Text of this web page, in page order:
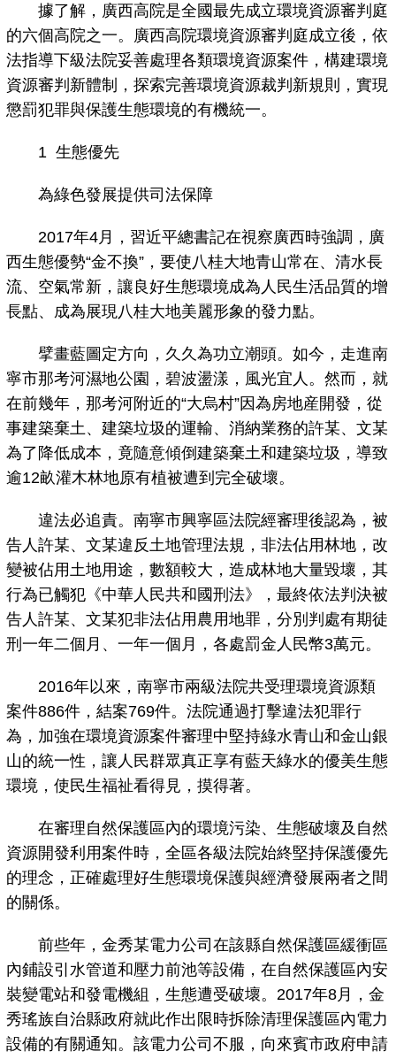
據了解，廣西高院是全國最先成立環境資源審判庭
的六個高院之一。廣西高院環境資源審判庭成立後，依
法指導下級法院妥善處理各類環境資源案件，構建環境
資源審判新體制，探索完善環境資源裁判新規則，實現
懲罰犯罪與保護生態環境的有機統一。
1 生態優先
為綠色發展提供司法保障
2017年4月，習近平總書記在視察廣西時強調，廣
西生態優勢“金不換”，要使八桂大地青山常在、清水長
流、空氣常新，讓良好生態環境成為人民生活品質的增
長點、成為展現八桂大地美麗形象的發力點。
擘畫藍圖定方向，久久為功立潮頭。如今，走進南
寧市那考河濕地公園，碧波盪漾，風光宜人。然而，就
在前幾年，那考河附近的“大烏村”因為房地産開發，從
事建築棄土、建築垃圾的運輸、消納業務的許某、文某
為了降低成本，竟隨意傾倒建築棄土和建築垃圾，導致
逾12畝灌木林地原有植被遭到完全破壞。
違法必追責。南寧市興寧區法院經審理後認為，被
告人許某、文某違反土地管理法規，非法佔用林地，改
變被佔用土地用途，數額較大，造成林地大量毀壞，其
行為已觸犯《中華人民共和國刑法》，最終依法判決被
告人許某、文某犯非法佔用農用地罪，分別判處有期徒
刑一年二個月、一年一個月，各處罰金人民幣3萬元。
2016年以來，南寧市兩級法院共受理環境資源類
案件886件，結案769件。法院通過打擊違法犯罪行
為，加強在環境資源案件審理中堅持綠水青山和金山銀
山的統一性，讓人民群眾真正享有藍天綠水的優美生態
環境，使民生福祉看得見，摸得著。
在審理自然保護區內的環境污染、生態破壞及自然
資源開發利用案件時，全區各級法院始終堅持保護優先
的理念，正確處理好生態環境保護與經濟發展兩者之間
的關係。
前些年，金秀某電力公司在該縣自然保護區緩衝區
內鋪設引水管道和壓力前池等設備，在自然保護區內安
裝變電站和發電機組，生態遭受破壞。2017年8月，金
秀瑤族自治縣政府就此作出限時拆除清理保護區內電力
設備的有關通知。該電力公司不服，向來賓市政府申請